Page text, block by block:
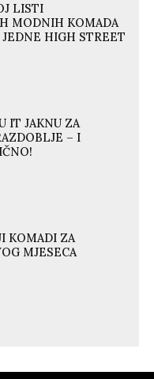
LISTI
MODNIH KOMADA
JEDNE HIGH STREET
IT JAKNU ZA
– I
KOMADI ZA
MJESECA